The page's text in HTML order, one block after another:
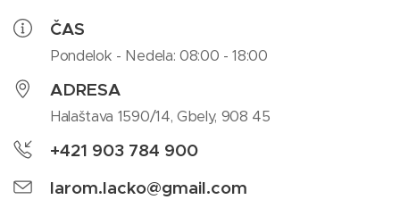
ČAS
Pondelok - Nedela: 08:00 - 18:00
ADRESA
Halaštava 1590/14, Gbely, 908 45
+421 903 784 900
larom.lacko@gmail.com